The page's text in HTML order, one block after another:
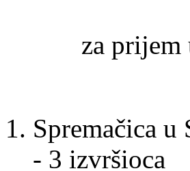
za prijem
Spremačica
- 3 izvršioca